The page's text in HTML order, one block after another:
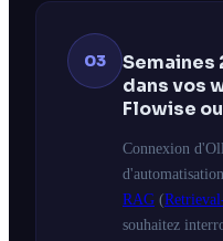
03
dans vos
Flowise
Connexion
RAG (
souhaitez